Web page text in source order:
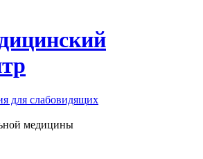
для слабовидящих
медицины